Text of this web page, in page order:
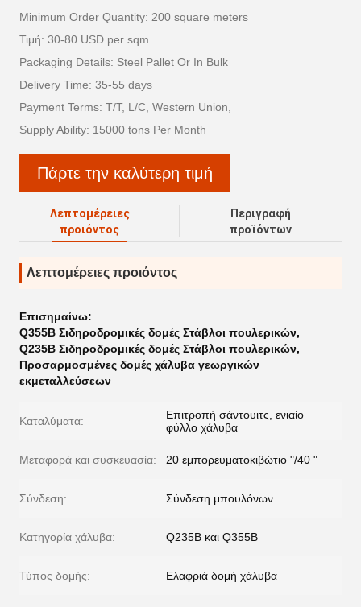
Minimum Order Quantity: 200 square meters
Τιμή: 30-80 USD per sqm
Packaging Details: Steel Pallet Or In Bulk
Delivery Time: 35-55 days
Payment Terms: T/T, L/C, Western Union,
Supply Ability: 15000 tons Per Month
Πάρτε την καλύτερη τιμή
Λεπτομέρειες
προιόντος
Περιγραφή
προϊόντων
Λεπτομέρειες προιόντος
Επισημαίνω:
Q355B Σιδηροδρομικές δομές Στάβλοι πουλερικών,
Q235B Σιδηροδρομικές δομές Στάβλοι πουλερικών,
Προσαρμοσμένες δομές χάλυβα γεωργικών
εκμεταλλεύσεων
Καταλύματα:
Επιτροπή σάντουιτς, ενιαίο
φύλλο χάλυβα
Μεταφορά και συσκευασία: 20 εμπορευματοκιβώτιο "/40 "
Σύνδεση: Σύνδεση μπουλόνων
Κατηγορία χάλυβα: Q235B και Q355B
Τύπος δομής: Ελαφριά δομή χάλυβα